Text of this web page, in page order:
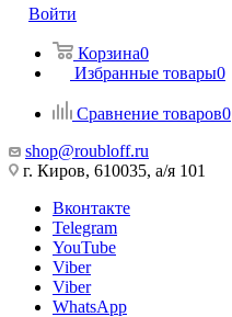
Войти
Корзина0
Избранные товары0
Сравнение товаров0
shop@roubloff.ru
г. Киров, 610035, а/я 101
Вконтакте
Telegram
YouTube
Viber
Viber
WhatsApp